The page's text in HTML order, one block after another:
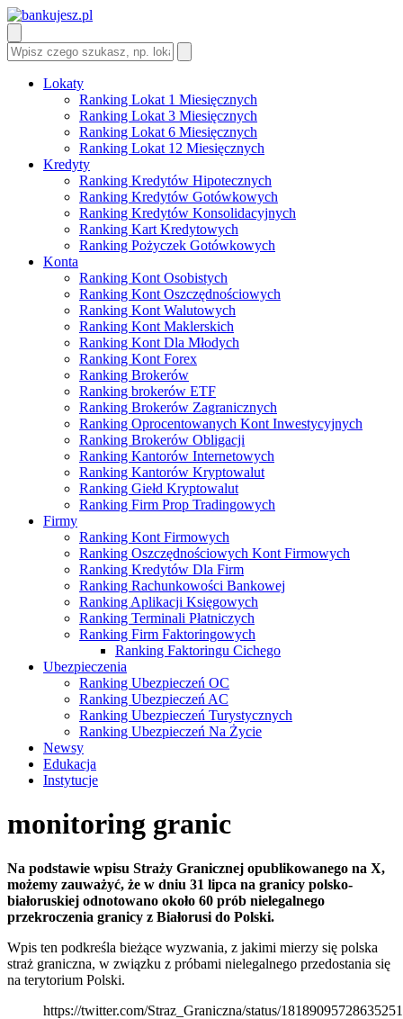
Lokaty
Ranking Lokat 1 Miesięcznych
Ranking Lokat 3 Miesięcznych
Ranking Lokat 6 Miesięcznych
Ranking Lokat 12 Miesięcznych
Kredyty
Ranking Kredytów Hipotecznych
Ranking Kredytów Gotówkowych
Ranking Kredytów Konsolidacyjnych
Ranking Kart Kredytowych
Ranking Pożyczek Gotówkowych
Konta
Ranking Kont Osobistych
Ranking Kont Oszczędnościowych
Ranking Kont Walutowych
Ranking Kont Maklerskich
Ranking Kont Dla Młodych
Ranking Kont Forex
Ranking Brokerów
Ranking brokerów ETF
Ranking Brokerów Zagranicznych
Ranking Oprocentowanych Kont Inwestycyjnych
Ranking Brokerów Obligacji
Ranking Kantorów Internetowych
Ranking Kantorów Kryptowalut
Ranking Giełd Kryptowalut
Ranking Firm Prop Tradingowych
Firmy
Ranking Kont Firmowych
Ranking Oszczędnościowych Kont Firmowych
Ranking Kredytów Dla Firm
Ranking Rachunkowości Bankowej
Ranking Aplikacji Księgowych
Ranking Terminali Płatniczych
Ranking Firm Faktoringowych
Ranking Faktoringu Cichego
Ubezpieczenia
Ranking Ubezpieczeń OC
Ranking Ubezpieczeń AC
Ranking Ubezpieczeń Turystycznych
Ranking Ubezpieczeń Na Życie
Newsy
Edukacja
Instytucje
monitoring granic
Na podstawie wpisu Straży Granicznej opublikowanego na X,
możemy zauważyć, że w dniu 31 lipca na granicy polsko-
białoruskiej odnotowano około 60 prób nielegalnego
przekroczenia granicy z Białorusi do Polski.
Wpis ten podkreśla bieżące wyzwania, z jakimi mierzy się polska
straż graniczna, w związku z próbami nielegalnego przedostania się
na terytorium Polski.
https://twitter.com/Straz_Graniczna/status/